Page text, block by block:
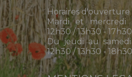
Horaires d'ouverture
Mardi et
12h30 / 13h30 - 17h30
Du jeudi au
12h30 / 13h30 - 18h30